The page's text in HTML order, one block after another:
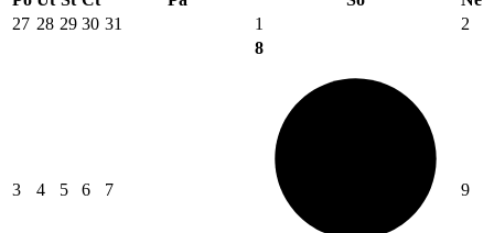
27 28 29 30 31 1 2
3 4 5 6 7
8
9